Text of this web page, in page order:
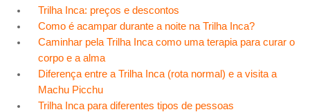
Trilha Inca: preços e descontos
Como é acampar durante a noite na Trilha Inca?
Caminhar pela Trilha Inca como uma terapia para curar o
corpo e a alma
Diferença entre a Trilha Inca (rota normal) e a visita a
Machu Picchu
Trilha Inca para diferentes tipos de pessoas